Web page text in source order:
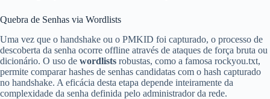
Quebra de Senhas via Wordlists
Uma vez que o handshake ou o PMKID foi capturado, o processo de
descoberta da senha ocorre offline através de ataques de força bruta ou
dicionário. O uso de wordlists robustas, como a famosa rockyou.txt,
permite comparar hashes de senhas candidatas com o hash capturado
no handshake. A eficácia desta etapa depende inteiramente da
complexidade da senha definida pelo administrador da rede.